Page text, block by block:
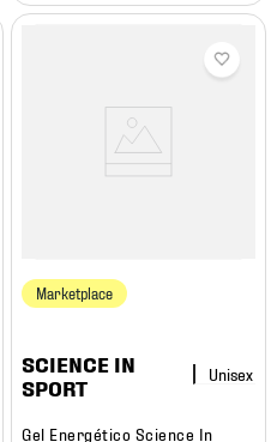
Marketplace
SCIENCE IN
SPORT
Gel Energético Science In